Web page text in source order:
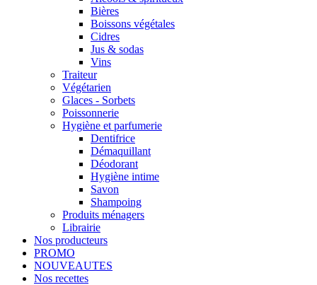
Bières
Boissons végétales
Cidres
Jus & sodas
Vins
Traiteur
Végétarien
Glaces - Sorbets
Poissonnerie
Hygiène et parfumerie
Dentifrice
Démaquillant
Déodorant
Hygiène intime
Savon
Shampoing
Produits ménagers
Librairie
Nos producteurs
PROMO
NOUVEAUTES
Nos recettes